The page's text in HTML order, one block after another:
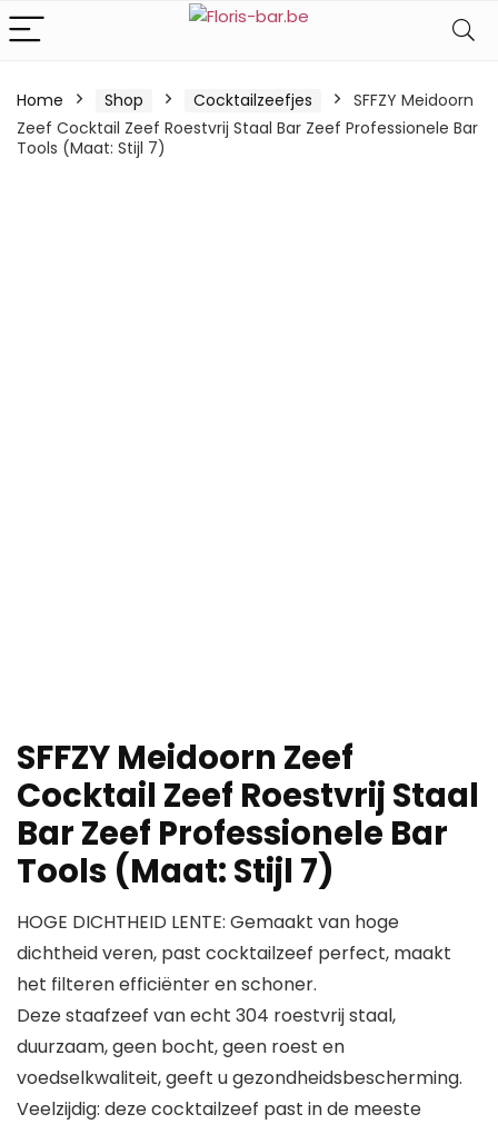
Home Shop Cocktailzeefjes
SFFZY Meidoorn
Zeef Cocktail Zeef Roestvrij Staal Bar Zeef Professionele Bar
Tools (Maat: Stijl 7)
SFFZY Meidoorn Zeef
Cocktail Zeef Roestvrij Staal
Bar Zeef Professionele Bar
Tools (Maat: Stijl 7)
HOGE DICHTHEID LENTE: Gemaakt van hoge
dichtheid veren, past cocktailzeef perfect, maakt
het filteren efficiënter en schoner.
Deze staafzeef van echt 304 roestvrij staal,
duurzaam, geen bocht, geen roest en
voedselkwaliteit, geeft u gezondheidsbescherming.
Veelzijdig: deze cocktailzeef past in de meeste